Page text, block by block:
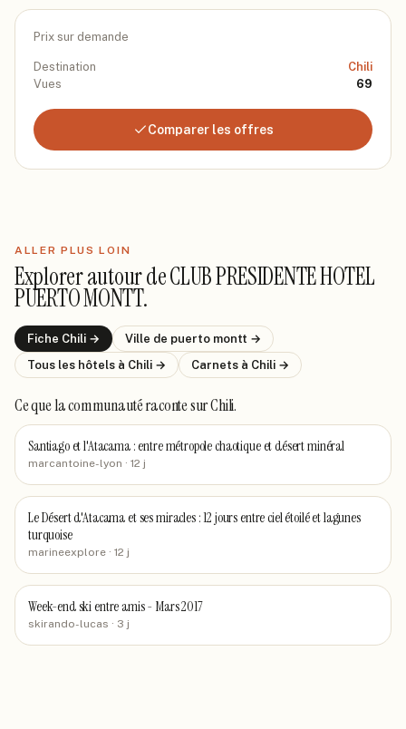
Prix sur demande
Destination
Chili
Vues
69
Comparer les offres
ALLER PLUS LOIN
Explorer autour deCLUB PRESIDENTE HOTEL
PUERTO MONTT.
Fiche Chili → Ville de puerto montt →
Tous les hôtels à Chili → Carnets à Chili →
Ce que la communauté racontesur Chili.
Santiago et l'Atacama : entre métropole chaotique et désert minéral
marcantoine-lyon · 12 j
Le Désert d'Atacama et ses miracles : 12 jours entre ciel étoilé et lagunes
turquoise
marineexplore · 12 j
Week-end ski entre amis - Mars 2017
skirando-lucas · 3 j